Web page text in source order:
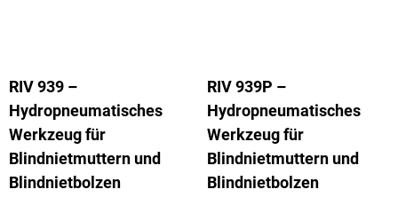
RIV 939 –
Hydropneumatisches
Werkzeug für
Blindnietmuttern und
Blindnietbolzen
RIV 939P –
Hydropneumatisches
Werkzeug für
Blindnietmuttern und
Blindnietbolzen